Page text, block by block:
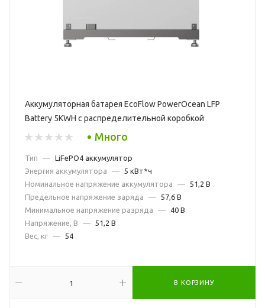
Аккумуляторная батарея EcoFlow PowerOcean LFP
Battery 5KWH c распределительной коробкой
Много
Тип — LiFePO4 аккумулятор
Энергия аккумулятора
— 5 кВт*ч
Номинальное напряжение аккумулятора
— 51,2 В
Предельное напряжение заряда
— 57,6 В
Минимальное напряжение разряда
—
40 В
Напряжение, В
— 51,2 В
Вес, кг — 54
В КОРЗИНУ